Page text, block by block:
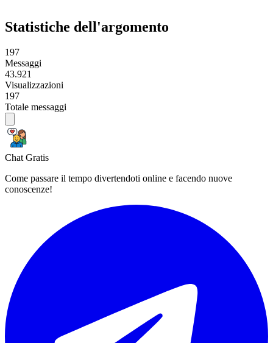
Statistiche dell'argomento
197
Messaggi
43.921
Visualizzazioni
197
Totale messaggi
Chat Gratis
Come passare il tempo divertendoti online e facendo nuove
conoscenze!